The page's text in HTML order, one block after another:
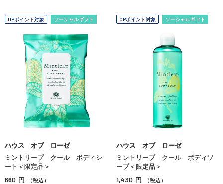
OPポイント対象 ソーシャルギフト
ハウス オブ ローゼ
ミントリープ クール ボディシ
ート＜限定品＞
660 円 （税込）
OPポイント対象 ソーシャルギフト
ハウス オブ ローゼ
ミントリープ クール ボディソ
ープ＜限定品＞
1,430 円 （税込）